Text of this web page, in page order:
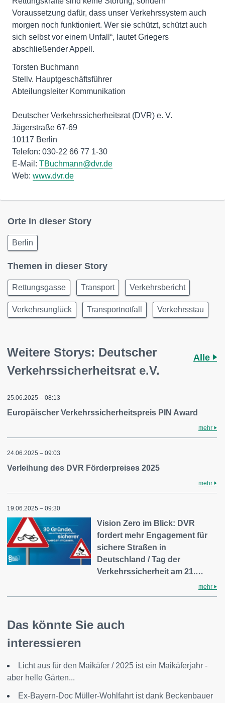
Voraussetzung dafür, dass unser Verkehrssystem auch
morgen noch funktioniert. Wer sie schützt, schützt auch
sich selbst vor einem Unfall“, lautet Griegers
abschließender Appell.
Torsten Buchmann
Stellv. Hauptgeschäftsführer
Abteilungsleiter Kommunikation
Deutscher Verkehrssicherheitsrat (DVR) e. V.
Jägerstraße 67-69
10117 Berlin
Telefon: 030-22 66 77 1-30
E-Mail: TBuchmann@dvr.de
Web: www.dvr.de
Orte in dieser Story
Berlin
Themen in dieser Story
Rettungsgasse Transport Verkehrsbericht
Verkehrsunglück Transportnotfall Verkehrsstau
Weitere Storys: Deutscher
Verkehrssicherheitsrat e.V.
Alle
25.06.2025 – 08:13
Europäischer Verkehrssicherheitspreis PIN Award
mehr
24.06.2025 – 09:03
Verleihung des DVR Förderpreises 2025
mehr
19.06.2025 – 09:30
Vision Zero im Blick: DVR
fordert mehr Engagement für
sichere Straßen in
Deutschland / Tag der
Verkehrssicherheit am 21.…
mehr
Das könnte Sie auch
interessieren
Licht aus für den Maikäfer / 2025 ist ein Maikäferjahr -
aber helle Gärten...
Ex-Bayern-Doc Müller-Wohlfahrt ist dank Beckenbauer